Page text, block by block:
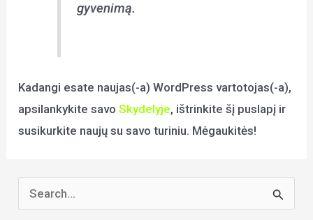
gyvenimą.
Kadangi esate naujas(-a) WordPress vartotojas(-a),
apsilankykite savoSkydelyje, ištrinkite šį puslapį ir
susikurkite naujų su savo turiniu. Mėgaukitės!